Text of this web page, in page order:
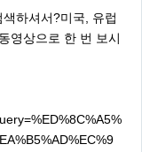
하셔서?미국, 유럽
영상으로 한 번 보시